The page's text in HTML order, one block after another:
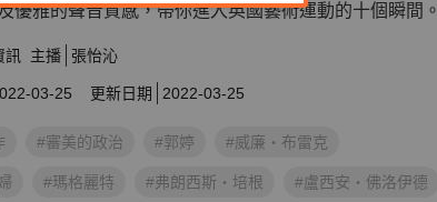
優雅的聲音質感，帶你進入英國藝術運動的十個瞬間。
訊 主播 張怡沁
03-25 更新日期 2022-03-25
#審美的政治 #郭婷 #威廉‧布雷克
#瑪格麗特 #弗朗西斯‧培根 #盧西安‧佛洛伊德